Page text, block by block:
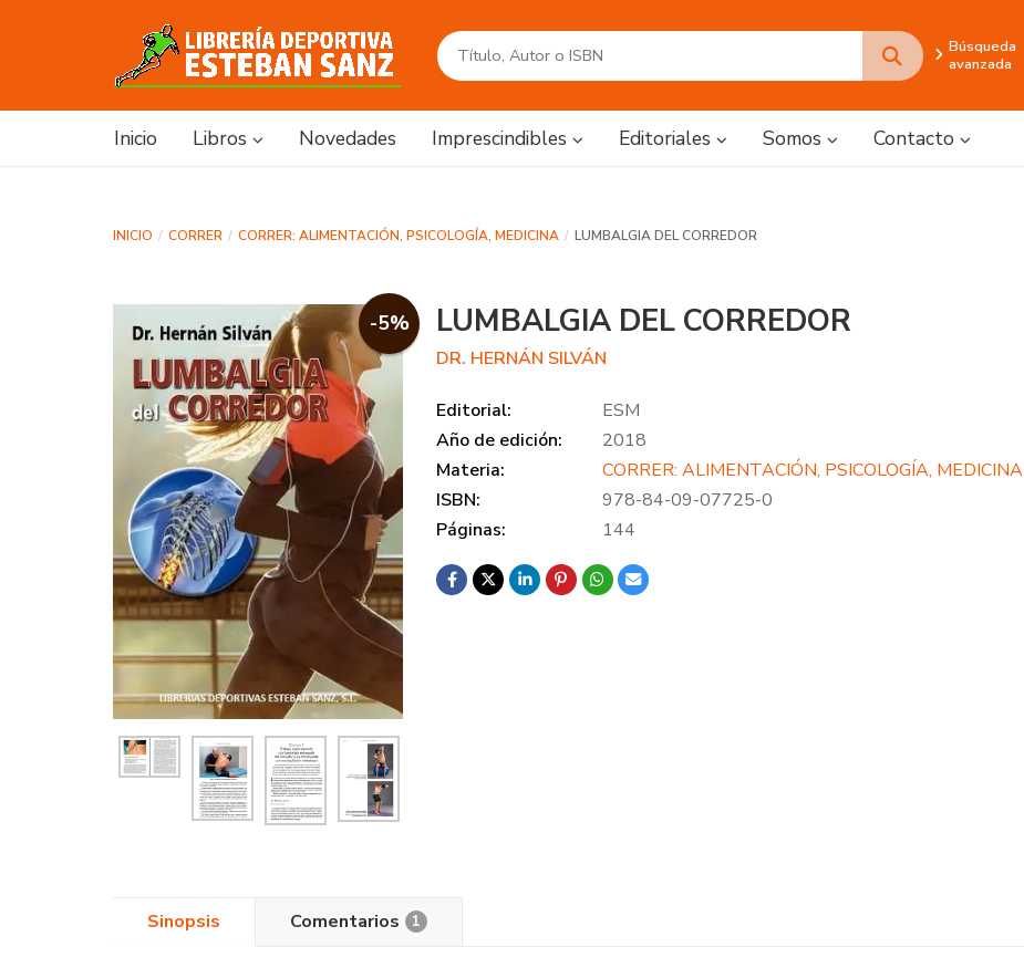
Búsqueda
avanzada
Inicio Libros Novedades Imprescindibles Editoriales Somos Contacto
INICIO CORRER CORRER: ALIMENTACIÓN, PSICOLOGÍA, MEDICINA LUMBALGIA DEL CORREDOR
-5% LUMBALGIA DEL CORREDOR
DR. HERNÁN SILVÁN
Editorial:
ESM
Año de edición:
2018
Materia:
CORRER: ALIMENTACIÓN, PSICOLOGÍA, MEDICINA
ISBN:
978-84-09-07725-0
Páginas:
144
Sinopsis Comentarios 1